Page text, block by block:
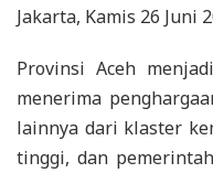
Jakarta, Kamis 26 Juni
Provinsi Aceh
menerima
lainnya dari klaster
tinggi, dan